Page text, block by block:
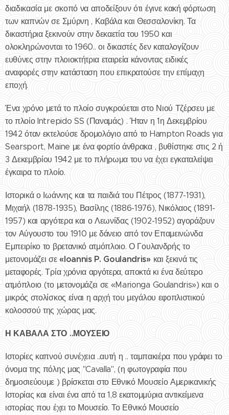
διαδικασία με σκοπό να αποδείξουν ότι έγινε κακή φόρτωση
των καπνών σε Σμύρνη , Καβάλα και Θεσσαλονίκη. Τα
δικαστήρια ξεκινούν στην δεκαετία του 1950 και
ολοκληρώνονται το 1960.. οι δικαστές δεν καταλογίζουν
ευθύνες στην πλοιοκτήτρια εταιρεία κάνοντας ειδικές
αναφορές στην κατάσταση που επικρατούσε την επίμαχη
εποχή.
Ένα χρόνο μετά το πλοίο συγκρούεται στο Νιού Τζέρσευ με
το πλοίο Intrepido SS (Παναμάς) . Ήταν η 1η Δεκεμβρίου
1942 όταν εκτελούσε δρομολόγιο από το Hampton Roads για
Searsport, Maine με ένα φορτίο άνθρακα , βυθίστηκε στις 2 ή
3 Δεκεμβρίου 1942 με το πλήρωμα του να έχει εγκαταλείψει
έγκαιρα το πλοίο.
Ιστορικά ο Ιωάννης και τα παιδιά του Πέτρος (1877-1931),
Μιχαήλ (1878-1935), Βασίλης (1886-1976), Νικόλαος (1891-
1957) και αργότερα και ο Λεωνίδας (1902-1952) αγοράζουν
τον Αύγουστο του 1910 με δάνειο από τον Επαμεινώνδα
Εμπειρίκο το βρετανικό ατμόπλοιο. Ο Γουλανδρής το
μετονομάζει σε«Ioannis P. Goulandris»και ξεκινά τις
μεταφορές. Τρία χρόνια αργότερα, αποκτά κι ένα δεύτερο
ατμόπλοιο (το μετονομάζει σε «Marionga Goulandris») και ο
μικρός στολίσκος είναι η αρχή του μεγάλου εφοπλιστικού
κολοσσού της χώρας μας.
Η ΚΑΒΑΛΑ ΣΤΟ ..ΜΟΥΣΕΙΟ
Ιστορίες καπνού συνέχεια ..αυτή η .. ταμπακιέρα που γράφει το
όνομα της πόλης μας "Cavalla", (η φωτογραφία που
δημοσιεύουμε ) βρίσκεται στο Εθνικό Μουσείο Αμερικανικής
Ιστορίας και είναι ένα από τα 1,8 εκατομμύρια αντικείμενα
ιστορίας που έχει το Μουσείο. Το Εθνικό Μουσείο